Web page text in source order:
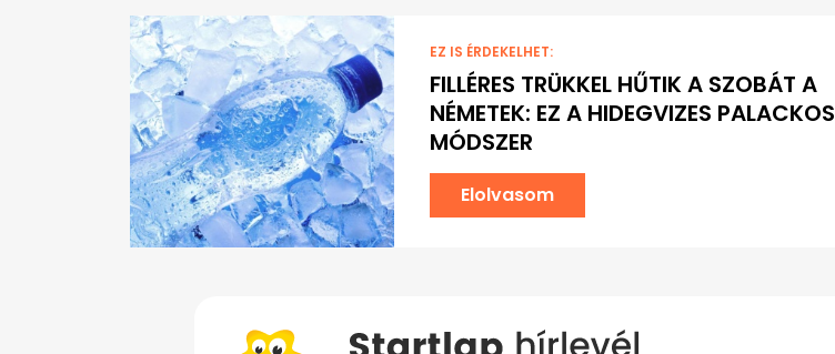
EZ IS ÉRDEKELHET:
FILLÉRES TRÜKKEL HŰTIK A SZOBÁT A
NÉMETEK: EZ A HIDEGVIZES PALACKOS
MÓDSZER
Elolvasom